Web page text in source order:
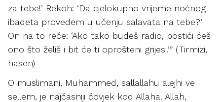
za tebe!’ Rekoh: ‘Da cjelokupno vrijeme noćnog
ibadeta provedem u učenju salavata na tebe?’
On na to reče: ‘Ako tako budeš radio, postići ćeš
ono što želiš i bit će ti oprošteni grijesi.’” (Tirmizi,
hasen)
O muslimani, Muhammed, sallallahu alejhi ve
sellem, je najčasniji čovjek kod Allaha. Allah,